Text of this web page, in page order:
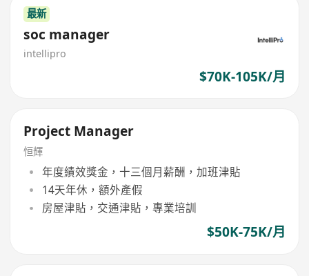
最新
soc manager
intellipro
$70K-105K/月
Project Manager
恒輝
年度績效獎金，十三個月薪酬，加班津貼
14天年休，額外產假
房屋津貼，交通津貼，專業培訓
$50K-75K/月